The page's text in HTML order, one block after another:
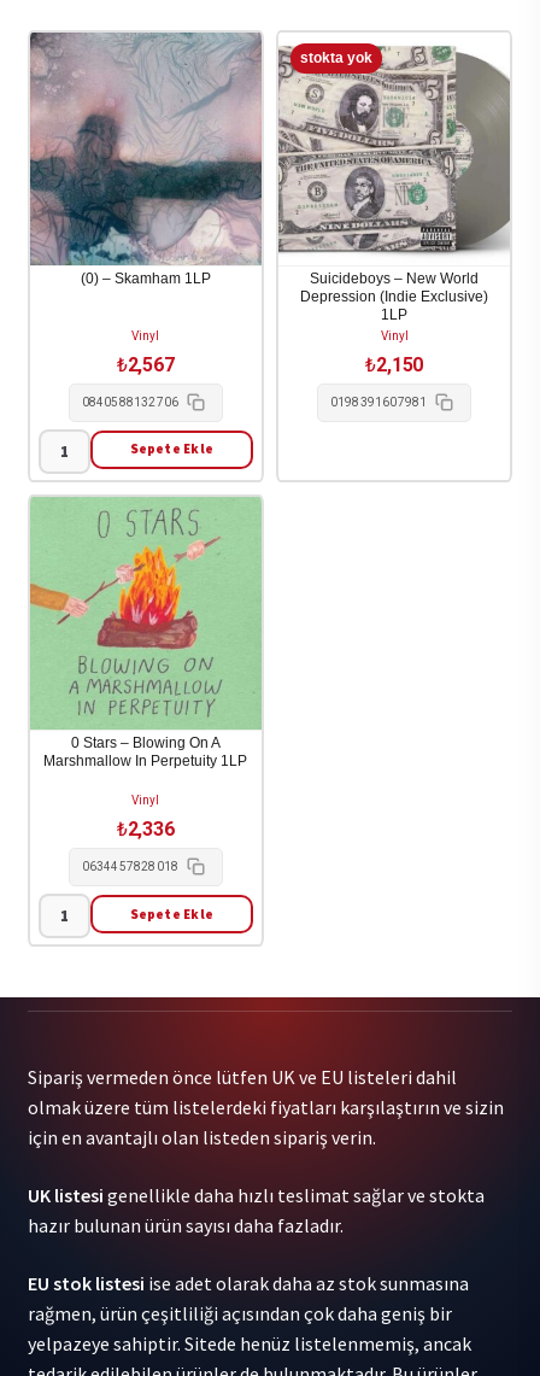
(0) – Skamham 1LP
Vinyl
₺2,567
0840588132706
(0)
-
Skamham
adet
Sepete Ekle
Suicideboys – New World
Depression (Indie Exclusive)
1LP
Vinyl
₺2,150
0198391607981
0 Stars – Blowing On A
Marshmallow In Perpetuity 1LP
Vinyl
₺2,336
0634457828018
0
A
Marshmallow
In
1LP
adet
Sepete Ekle
Sipariş vermeden önce lütfen UK ve EU listeleri dahil
olmak üzere tüm listelerdeki fiyatları karşılaştırın ve sizin
için en avantajlı olan listeden sipariş verin.
UK listesi genellikle daha hızlı teslimat sağlar ve stokta
hazır bulunan ürün sayısı daha fazladır.
EU stok listesi ise adet olarak daha az stok sunmasına
rağmen, ürün çeşitliliği açısından çok daha geniş bir
yelpazeye sahiptir. Sitede henüz listelenmemiş, ancak